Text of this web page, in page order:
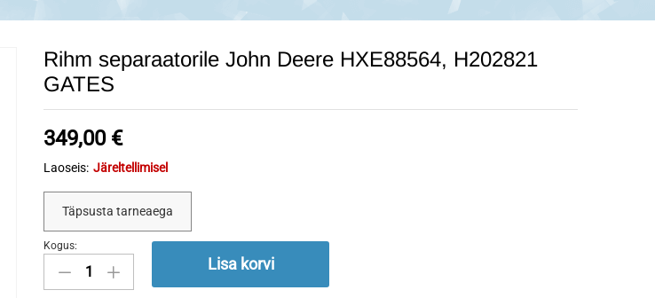
Rihm separaatorile John Deere HXE88564, H202821
GATES
349,00 €
Laoseis: Järeltellimisel
Täpsusta tarneaega
Rihm
separaatorile
Kogus:
Lisa korvi